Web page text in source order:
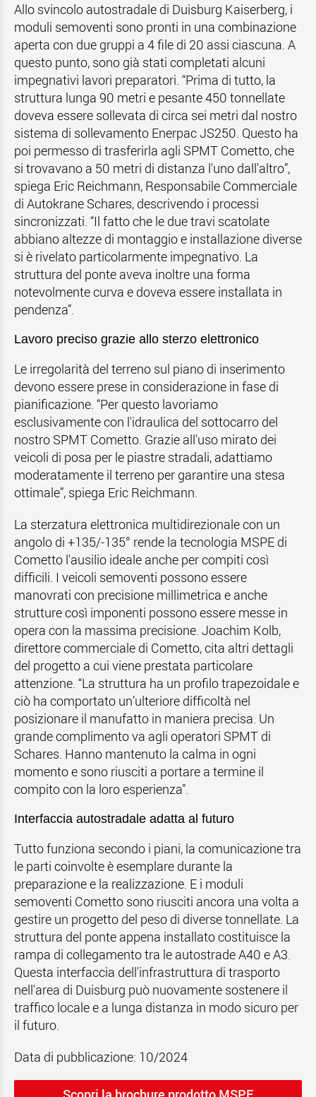
Allo svincolo autostradale di Duisburg Kaiserberg, i
moduli semoventi sono pronti in una combinazione
aperta con due gruppi a 4 file di 20 assi ciascuna. A
questo punto, sono già stati completati alcuni
impegnativi lavori preparatori. “Prima di tutto, la
struttura lunga 90 metri e pesante 450 tonnellate
doveva essere sollevata di circa sei metri dal nostro
sistema di sollevamento Enerpac JS250. Questo ha
poi permesso di trasferirla agli SPMT Cometto, che
si trovavano a 50 metri di distanza l'uno dall'altro”,
spiega Eric Reichmann, Responsabile Commerciale
di Autokrane Schares, descrivendo i processi
sincronizzati. “Il fatto che le due travi scatolate
abbiano altezze di montaggio e installazione diverse
si è rivelato particolarmente impegnativo. La
struttura del ponte aveva inoltre una forma
notevolmente curva e doveva essere installata in
pendenza”.
Lavoro preciso grazie allo sterzo elettronico
Le irregolarità del terreno sul piano di inserimento
devono essere prese in considerazione in fase di
pianificazione. “Per questo lavoriamo
esclusivamente con l'idraulica del sottocarro del
nostro SPMT Cometto. Grazie all'uso mirato dei
veicoli di posa per le piastre stradali, adattiamo
moderatamente il terreno per garantire una stesa
ottimale”, spiega Eric Reichmann.
La sterzatura elettronica multidirezionale con un
angolo di +135/-135° rende la tecnologia MSPE di
Cometto l'ausilio ideale anche per compiti così
difficili. I veicoli semoventi possono essere
manovrati con precisione millimetrica e anche
strutture così imponenti possono essere messe in
opera con la massima precisione. Joachim Kolb,
direttore commerciale di Cometto, cita altri dettagli
del progetto a cui viene prestata particolare
attenzione. “La struttura ha un profilo trapezoidale e
ciò ha comportato un’ulteriore difficoltà nel
posizionare il manufatto in maniera precisa. Un
grande complimento va agli operatori SPMT di
Schares. Hanno mantenuto la calma in ogni
momento e sono riusciti a portare a termine il
compito con la loro esperienza”.
Interfaccia autostradale adatta al futuro
Tutto funziona secondo i piani, la comunicazione tra
le parti coinvolte è esemplare durante la
preparazione e la realizzazione. E i moduli
semoventi Cometto sono riusciti ancora una volta a
gestire un progetto del peso di diverse tonnellate. La
struttura del ponte appena installato costituisce la
rampa di collegamento tra le autostrade A40 e A3.
Questa interfaccia dell'infrastruttura di trasporto
nell'area di Duisburg può nuovamente sostenere il
traffico locale e a lunga distanza in modo sicuro per
il futuro.
Data di pubblicazione: 10/2024